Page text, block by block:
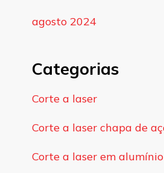
agosto 2024
Categorias
Corte a laser
Corte a laser chapa de
Corte a laser em alumínio